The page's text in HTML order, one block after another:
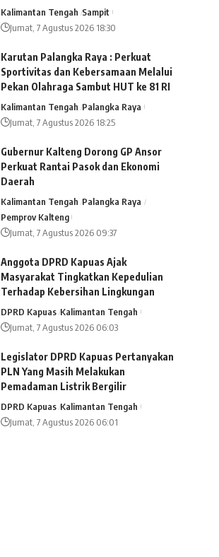
Kalimantan Tengah Sampit
Jumat, 7 Agustus 2026 18:30
Karutan Palangka Raya : Perkuat
Sportivitas dan Kebersamaan Melalui
Pekan Olahraga Sambut HUT ke 81 RI
Kalimantan Tengah Palangka Raya
Jumat, 7 Agustus 2026 18:25
Gubernur Kalteng Dorong GP Ansor
Perkuat Rantai Pasok dan Ekonomi
Daerah
Kalimantan Tengah Palangka Raya
Pemprov Kalteng
Jumat, 7 Agustus 2026 09:37
Anggota DPRD Kapuas Ajak
Masyarakat Tingkatkan Kepedulian
Terhadap Kebersihan Lingkungan
DPRD Kapuas Kalimantan Tengah
Jumat, 7 Agustus 2026 06:03
Legislator DPRD Kapuas Pertanyakan
PLN Yang Masih Melakukan
Pemadaman Listrik Bergilir
DPRD Kapuas Kalimantan Tengah
Jumat, 7 Agustus 2026 06:01